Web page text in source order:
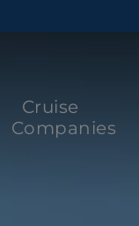
Cruise
Companies